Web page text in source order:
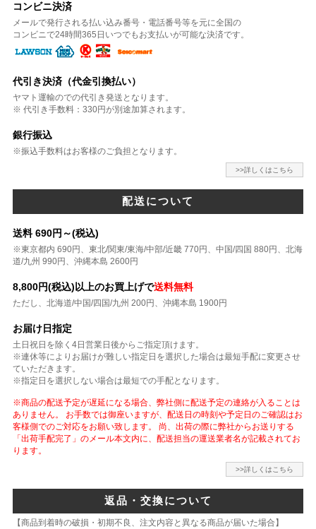
コンビニ決済
メールで発行される払い込み番号・電話番号等を元に全国の
コンビニで24時間365日いつでもお支払いが可能な決済です。
代引き決済（代金引換払い）
ヤマト運輸のでの代引き発送となります。
※ 代引き手数料：330円が別途加算されます。
銀行振込
※振込手数料はお客様のご負担となります。
>>詳しくはこちら
配送について
送料 690円～(税込)
※東京都内 690円、東北/関東/東海/中部/近畿 770円、中国/四国 880円、北海
道/九州 990円、沖縄本島 2600円
8,800円(税込)以上のお買上げで送料無料
ただし、北海道/中国/四国/九州 200円、沖縄本島 1900円
お届け日指定
土日祝日を除く4日営業日後からご指定頂けます。
※連休等によりお届けが難しい指定日を選択した場合は最短手配に変更させ
ていただきます。
※指定日を選択しない場合は最短での手配となります。
※商品の配送予定が遅延になる場合、弊社側に配送予定の連絡が入ることは
ありません。 お手数では御座いますが、配送日の時刻や予定日のご確認はお
客様側でのご対応をお願い致します。 尚、出荷の際に弊社からお送りする
「出荷手配完了」のメール本文内に、配送担当の運送業者名が記載されてお
ります。
>>詳しくはこちら
返品・交換について
【商品到着時の破損・初期不良、注文内容と異なる商品が届いた場合】